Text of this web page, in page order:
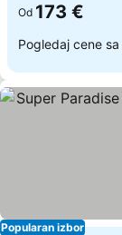
Od 173 €
Pogledaj cene sa
Popularan izbor